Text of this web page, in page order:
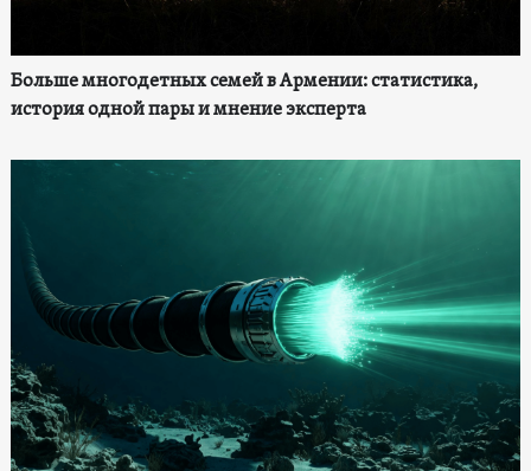
Больше многодетных семей в Армении: статистика,
история одной пары и мнение эксперта